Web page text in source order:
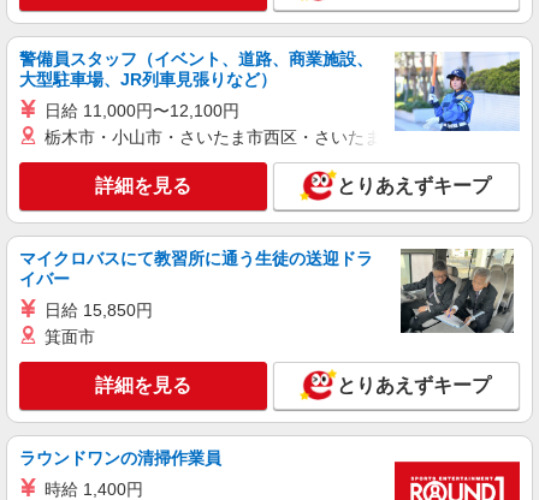
※経験等考慮いたします。
栃木県宇都宮市 【変更の範囲：会社の定める
場所】
キープ 詳細を見る
調剤薬局（栃木県宇都宮市）【アイデムエージェント薬剤師】
（JOB059597）
■正社員 500〜700万円 月収：41.6〜58万円 ■
パート 時給：2500円以上 ※経験考慮します
キープ 詳細を見る
職業紹介
調剤薬局（栃木県宇都宮市）【アイデムエージェント薬剤師】
警備員スタッフ（イベント、道路、商業施設、
大型駐車場、JR列車見張りなど）
日給 11,000円〜12,100円
栃木市・小山市・さいたま市西区・さいたま市岩槻区・久喜市・
詳細を見る とりあえずキープ
マイクロバスにて教習所に通う生徒の送迎ドラ
イバー
日給 15,850円
箕面市
詳細を見る とりあえずキープ
ラウンドワンの清掃作業員
時給 1,400円